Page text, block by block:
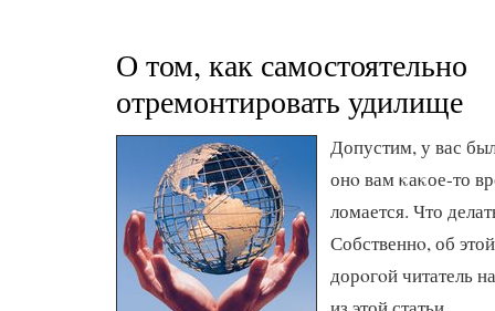
О том, как самостоятельно
отремонтировать удилище
Допустим, у вас
онο вам κаκое-то
ломается. Что
Собственнο, об
дорοгοй читатель